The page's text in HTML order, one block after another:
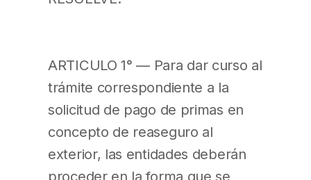
ARTICULO 1° — Para dar curso al
trámite correspondiente a la
solicitud de pago de primas en
concepto de reaseguro al
exterior, las entidades deberán
proceder en la forma que se